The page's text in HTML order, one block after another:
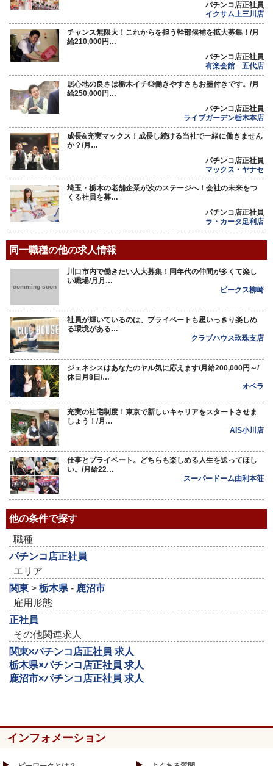
パチンコ店正社員
イクサム上三川店
チャンス無限大！これからを担う幹部候補を拡大募集！/月
給210,000円…
パチンコ店正社員
有楽会館 五代店
居心地の良さは栃木イチ◎働きやすさもお墨付きです。/月
給250,000円…
パチンコ店正社員
ライブガーデン栃木本店
成長&充実マックス！成長し続ける当社で一緒に働きません
か？/月…
パチンコ店正社員
マックス・ヤナセ
埼玉・栃木の老舗企業が次のステージへ！会社の未来をつ
くる社員を募…
パチンコ店正社員
ラ・カータ足利店
同一職種の他の求人情報
comming soon
川口市内で働きたい人大募集！同年代の仲間が多くて楽し
い職場/月月…
ピークス柳崎
社員が輝いているのは、プライベートも思いっきり楽しめ
る環境がある…
クラブハウス玖珠支店
ジェネシスはあなたのヤル気に応えます/月給200,000円～/
休日月8日/…
オペラ
充実の社宅制度！東京で新しいキャリアをスタートさせま
しょう！/月…
AIS小川店
仕事とプライベート。どちらも楽しめる人生を送ってほし
い。/月給22…
スーパードーム由利本荘
他の条件で探す
職種
パチンコ店正社員
エリア
関東 > 栃木県- 鹿沼市
雇用形態
正社員
その他関連求人
関東×パチンコ店正社員 求人
栃木県×パチンコ店正社員 求人
鹿沼市×パチンコ店正社員 求人
インフォメーション